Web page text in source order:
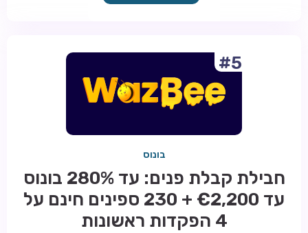
#5
בונוס
חבילת קבלת פנים: עד 280% בונוס
עד €2,200 + 230 ספינים חינם על
4 הפקדות ראשונות